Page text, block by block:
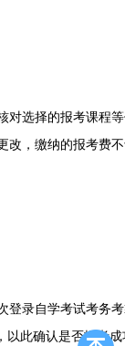
选择的报考课程等
改，缴纳的报考费
录自学考试考务考
以此确认是否报考成